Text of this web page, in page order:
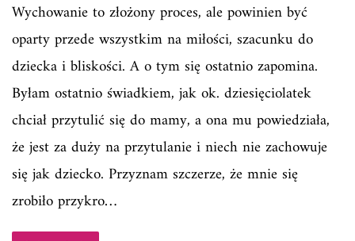
Wychowanie to złożony proces, ale powinien być
oparty przede wszystkim na miłości, szacunku do
dziecka i bliskości. A o tym się ostatnio zapomina.
Byłam ostatnio świadkiem, jak ok. dziesięciolatek
chciał przytulić się do mamy, a ona mu powiedziała,
że jest za duży na przytulanie i niech nie zachowuje
się jak dziecko. Przyznam szczerze, że mnie się
zrobiło przykro…